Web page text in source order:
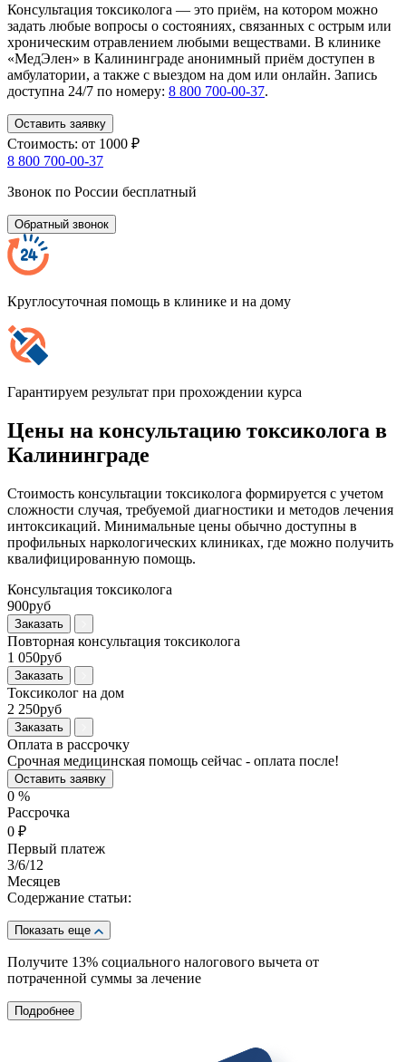
Консультация токсиколога — это приём, на котором можно
задать любые вопросы о состояниях, связанных с острым или
хроническим отравлением любыми веществами. В клинике
«МедЭлен» в Калининграде анонимный приём доступен в
амбулатории, а также с выездом на дом или онлайн. Запись
доступна 24/7 по номеру: 8 800 700-00-37.
Оставить заявку
Стоимость: от 1000 ₽
8 800 700-00-37
Звонок по России бесплатный
Обратный звонок
Круглосуточная помощь в клинике и на дому
Гарантируем результат при прохождении курса
Цены на консультацию токсиколога в
Калининграде
Стоимость консультации токсиколога формируется с учетом
сложности случая, требуемой диагностики и методов лечения
интоксикаций. Минимальные цены обычно доступны в
профильных наркологических клиниках, где можно получить
квалифицированную помощь.
Консультация токсиколога
900руб
Заказать
Повторная консультация токсиколога
1 050руб
Заказать
Токсиколог на дом
2 250руб
Заказать
Оплата в рассрочку
Срочная медицинская помощь сейчас - оплата после!
Оставить заявку
0 %
Рассрочка
0 ₽
Первый платеж
3/6/12
Месяцев
Содержание статьи:
Показать еще
Получите 13% социального налогового вычета от
потраченной суммы за лечение
Подробнее